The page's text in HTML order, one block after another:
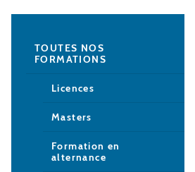
TOUTES NOS
FORMATIONS
Licences
Masters
Formation en
alternance